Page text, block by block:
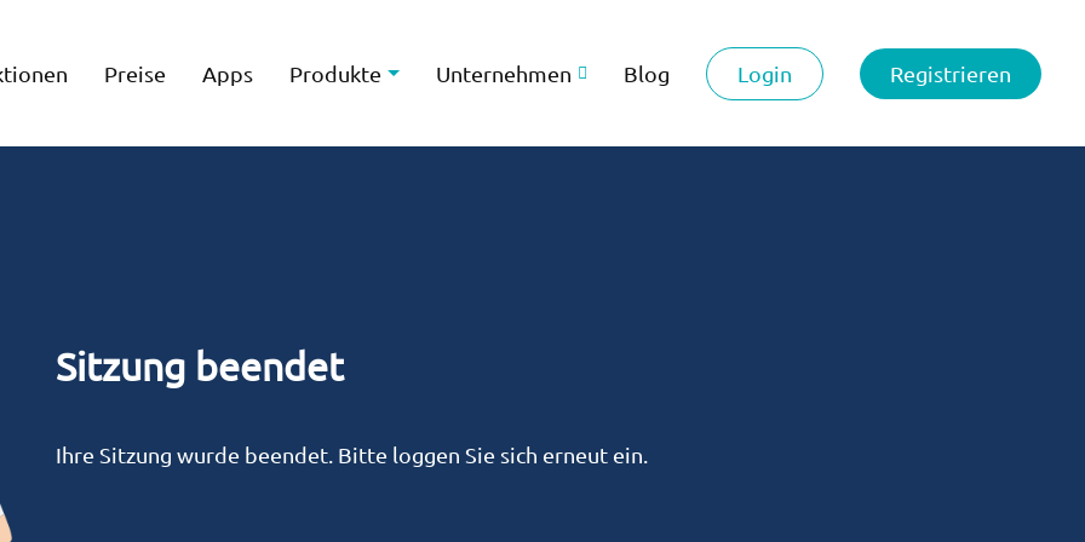
Preise Apps Produkte Unternehmen Blog Login Registrieren
Sitzung beendet
Ihre Sitzung wurde beendet. Bitte loggen Sie sich erneut ein.